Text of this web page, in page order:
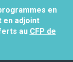
en
en adjoint
au CFP de